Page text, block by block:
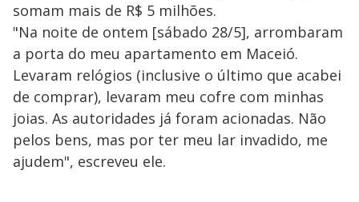
somam mais de R$ 5 milhões.
"Na noite de ontem [sábado 28/5], arrombaram
a porta do meu apartamento em Maceió.
Levaram relógios (inclusive o último que acabei
de comprar), levaram meu cofre com minhas
joias. As autoridades já foram acionadas. Não
pelos bens, mas por ter meu lar invadido, me
ajudem", escreveu ele.